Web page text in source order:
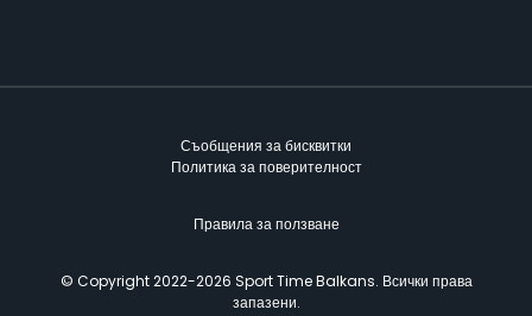
©️ Copyright 2022-2026 Sport Time Balkans. Всички права
запазени.
Съобщения за бисквитки
Политика за поверителност
Правила за ползване